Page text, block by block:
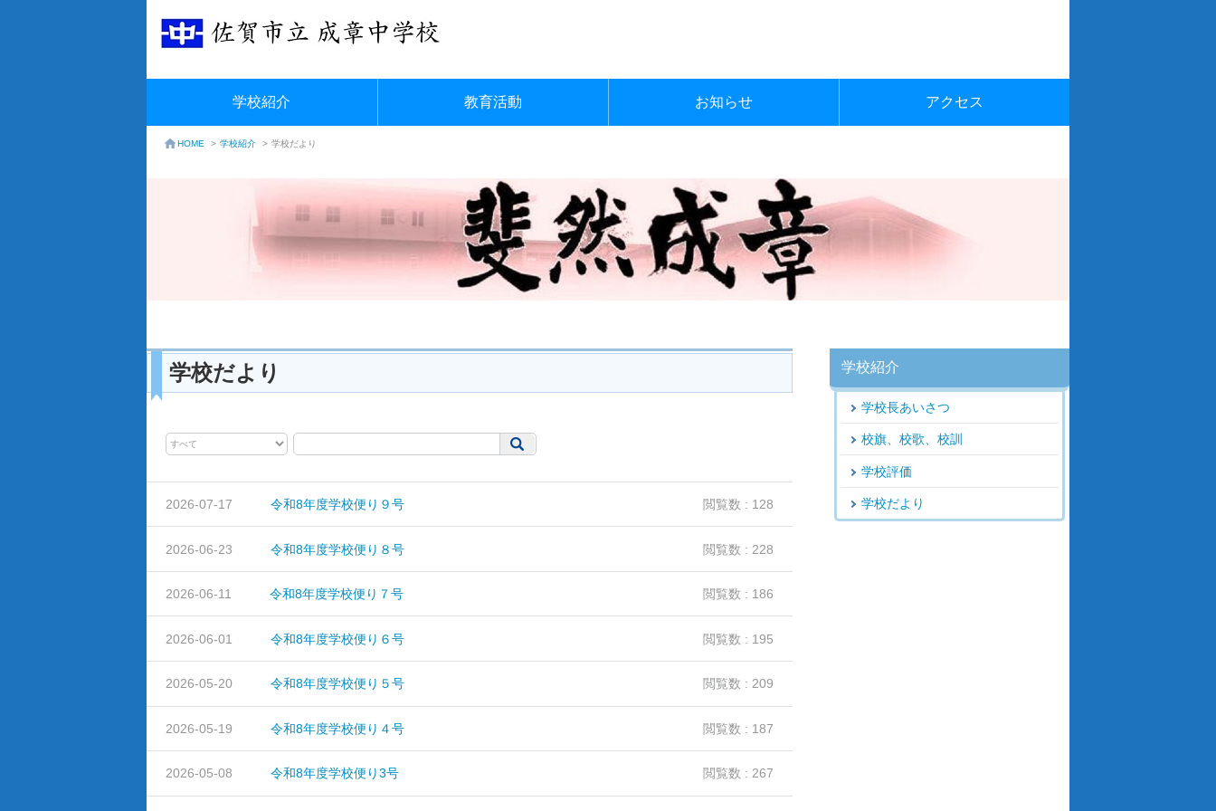
学校紹介 教育活動 お知らせ アクセス
HOME > 学校紹介 > 学校だより
学校だより
2026-07-17 令和8年度学校便り９号 閲覧数 : 128
2026-06-23 令和8年度学校便り８号 閲覧数 : 228
2026-06-11 令和8年度学校便り７号 閲覧数 : 186
2026-06-01 令和8年度学校便り６号 閲覧数 : 195
2026-05-20 令和8年度学校便り５号 閲覧数 : 209
2026-05-19 令和8年度学校便り４号 閲覧数 : 187
2026-05-08 令和8年度学校便り3号 閲覧数 : 267
学校紹介
学校長あいさつ
校旗、校歌、校訓
学校評価
学校だより